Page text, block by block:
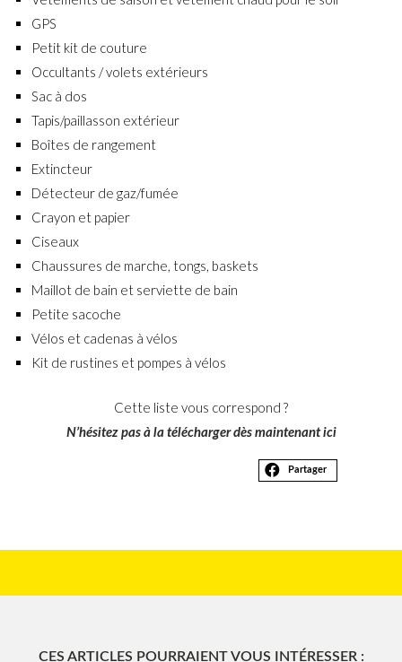
GPS
Petit kit de couture
Occultants / volets extérieurs
Sac à dos
Tapis/paillasson extérieur
Boîtes de rangement
Extincteur
Détecteur de gaz/fumée
Crayon et papier
Ciseaux
Chaussures de marche, tongs, baskets
Maillot de bain et serviette de bain
Petite sacoche
Vélos et cadenas à vélos
Kit de rustines et pompes à vélos
Cette liste vous correspond ?
N’hésitez pas à la télécharger dès maintenant ici
Partager
CES ARTICLES POURRAIENT VOUS INTÉRESSER :